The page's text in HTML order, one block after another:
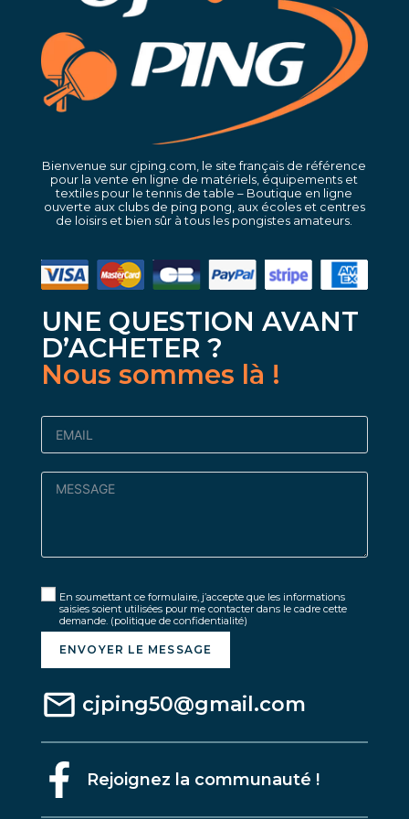
Bienvenue sur cjping.com, le site français de référence
pour la vente en ligne de matériels, équipements et
textiles pour le tennis de table – Boutique en ligne
ouverte aux clubs de ping pong, aux écoles et centres
de loisirs et bien sûr à tous les pongistes amateurs.
UNE QUESTION AVANT
D’ACHETER ?
Nous sommes là !
En soumettant ce formulaire, j’accepte que les informations
saisies soient utilisées pour me contacter dans le cadre cette
demande. (politique de confidentialité)
ENVOYER LE MESSAGE
cjping50@gmail.com
Rejoignez la communauté !